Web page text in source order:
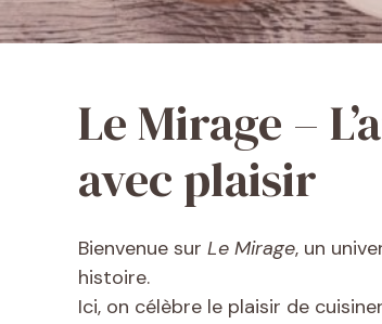
Le Mirage –
avec plaisir
Bienvenue sur Le Mirage, un
histoire.
Ici, on célèbre le plaisir de